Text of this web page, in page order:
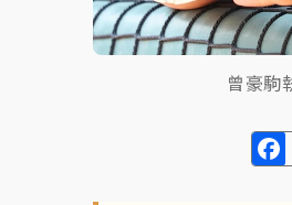
曾豪駒